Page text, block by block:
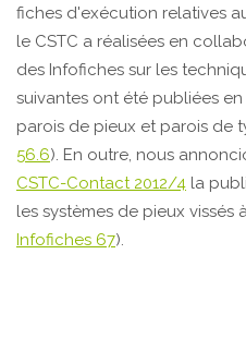
fiches d'exécution relatives
le CSTC a réalisées en
des Infofiches sur les
suivantes ont été publiées en
parois de pieux et parois de
56.6). En outre, nous
CSTC-Contact 2012/4 la
les systèmes de pieux vissés
Infofiches 67).